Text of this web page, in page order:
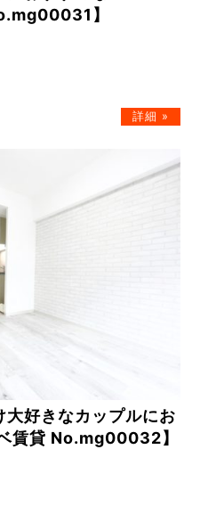
】
好きなカップルにお
賃貸 No.mg00032】